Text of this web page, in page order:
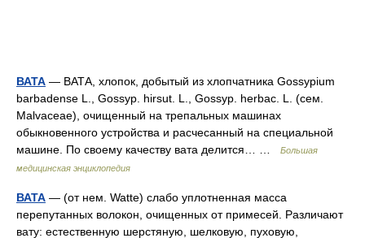
ВАТА — ВАТА, хлопок, добытый из хлопчатника Gossypium
barbadense L., Gossyp. hirsut. L., Gossyp. herbac. L. (сем.
Malvaceae), очищенный на трепальных машинах
обыкновенного устройства и расчесанный на специальной
машине. По своему качеству вата делится… …
Большая
медицинская энциклопедия
ВАТА — (от нем. Watte) слабо уплотненная масса
перепутанных волокон, очищенных от примесей. Различают
вату: естественную шерстяную, шелковую, пуховую,